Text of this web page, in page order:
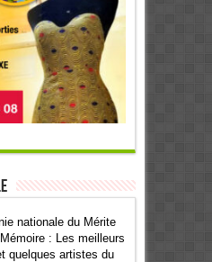
nationale du Mérite
: Les meilleurs
quelques artistes du